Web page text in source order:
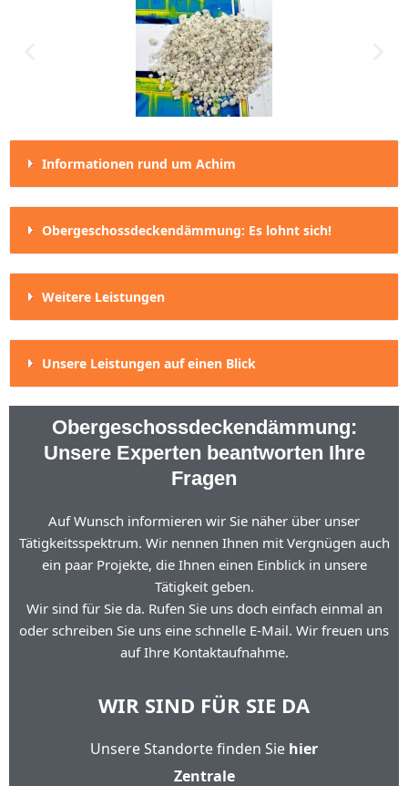
Informationen rund um Achim
Obergeschossdeckendämmung: Es lohnt sich!
Weitere Leistungen
Unsere Leistungen auf einen Blick
Obergeschossdeckendämmung:
Unsere Experten beantworten Ihre
Fragen
Auf Wunsch informieren wir Sie näher über unser
Tätigkeitsspektrum. Wir nennen Ihnen mit Vergnügen auch
ein paar Projekte, die Ihnen einen Einblick in unsere
Tätigkeit geben.
Wir sind für Sie da. Rufen Sie uns doch einfach einmal an
oder schreiben Sie uns eine schnelle E-Mail. Wir freuen uns
auf Ihre Kontaktaufnahme.
WIR SIND FÜR SIE DA
Unsere Standorte finden Sie hier
Zentrale